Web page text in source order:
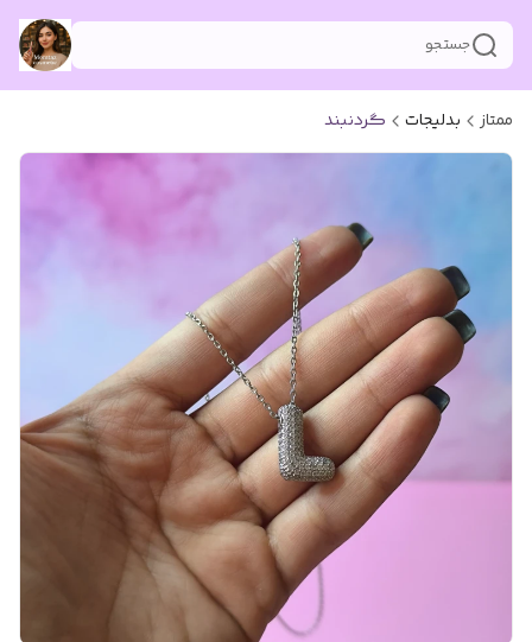
جستجو
ممتاز بدلیجات گردنبند